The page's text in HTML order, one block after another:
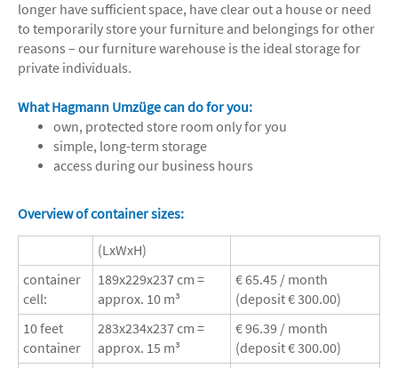
longer have sufficient space, have clear out a house or need
to temporarily store your furniture and belongings for other
reasons – our furniture warehouse is the ideal storage for
private individuals.
What Hagmann Umzüge can do for you:
own, protected store room only for you
simple, long-term storage
access during our business hours
Overview of container sizes:
(LxWxH)
container
cell:
189x229x237 cm =
approx. 10 m³
€ 65.45 / month
(deposit € 300.00)
10 feet
container
283x234x237 cm =
approx. 15 m³
€ 96.39 / month
(deposit € 300.00)